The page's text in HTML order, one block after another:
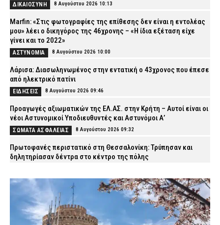
ΔΙΚΑΙΟΣΥΝΗ 8 Αυγούστου 2026 10:13
Marfin: «Στις φωτογραφίες της επίθεσης δεν είναι η εντολέας
μου» λέει ο δικηγόρος της 46χρονης – «Η ίδια εξέταση είχε
γίνει και το 2022»
ΑΣΤΥΝΟΜΙΑ 8 Αυγούστου 2026 10:00
Λάρισα: Διασωληνωμένος στην εντατική ο 43χρονος που έπεσε
από ηλεκτρικό πατίνι
ΕΙΔΗΣΕΙΣ 8 Αυγούστου 2026 09:46
Προαγωγές αξιωματικών της ΕΛ.ΑΣ. στην Κρήτη – Αυτοί είναι οι
νέοι Αστυνομικοί Υποδιευθυντές και Αστυνόμοι Α’
ΣΩΜΑΤΑ ΑΣΦΑΛΕΙΑΣ 8 Αυγούστου 2026 09:32
Πρωτοφανές περιστατικό στη Θεσσαλονίκη: Τρύπησαν και
δηλητηρίασαν δέντρα στο κέντρο της πόλης
Σκιάθος: Φυλάκιση 15 μηνών στη Βρετανίδα που μέθυσε με την
ανήλικη κόρη της και προκάλεσε επεισόδιο στο Κέντρο Υγείας
ΔΙΚΑΙΟΣΥΝΗ 8 Αυγούστου 2026 09:07